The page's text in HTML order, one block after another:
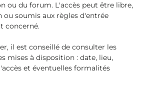
ou du forum. L'accès peut être libre,
soumis aux règles d'entrée
concerné.
il est conseillé de consulter les
mises à disposition : date, lieu,
et éventuelles formalités